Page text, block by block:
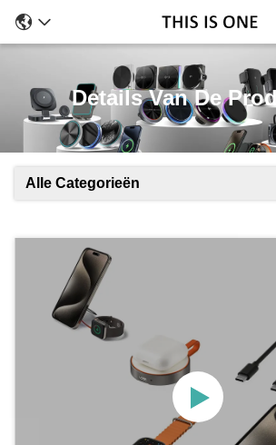
Details Van De
Alle Categorieën